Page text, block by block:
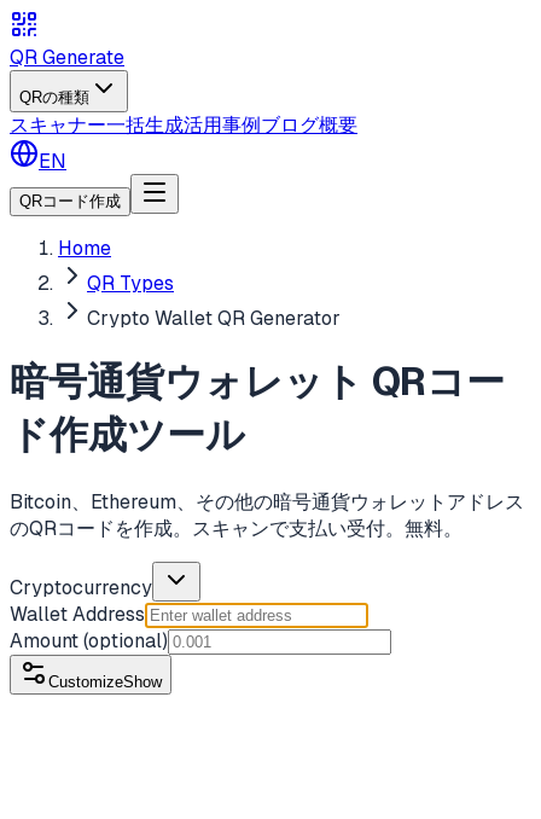
QR Generate
QRの種類
スキャナー一括生成活用事例ブログ概要
EN
QRコード作成
Home
QR Types
Crypto Wallet QR Generator
暗号通貨ウォレット QRコー
ド作成ツール
Bitcoin、Ethereum、その他の暗号通貨ウォレットアドレス
のQRコードを作成。スキャンで支払い受付。無料。
Cryptocurrency
Wallet Address
Amount(optional)
CustomizeShow